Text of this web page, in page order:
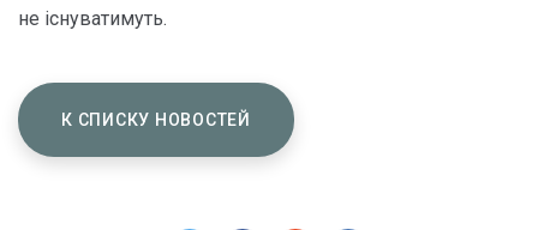
не існуватимуть.
К СПИСКУ НОВОСТЕЙ